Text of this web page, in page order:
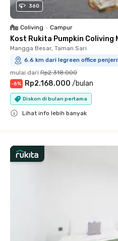
360
Coliving • Campur
Kost Rukita Pumpkin Coliving
Mangga Besar, Taman Sari
6.6 km dari legreen office
mulai dari Rp2.318.000
-6% Rp2.168.000 /bulan
Diskon di bulan pertama
Lihat info lebih banyak